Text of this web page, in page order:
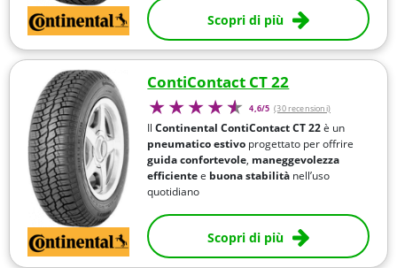
Scopri di più
ContiContact CT 22
4,6/5 (30 recensioni)
IlContinental ContiContact CT 22è un
pneumatico estivo progettato per offrire
guida confortevole, maneggevolezza
efficientee buona stabilità nell’uso
quotidiano
Scopri di più